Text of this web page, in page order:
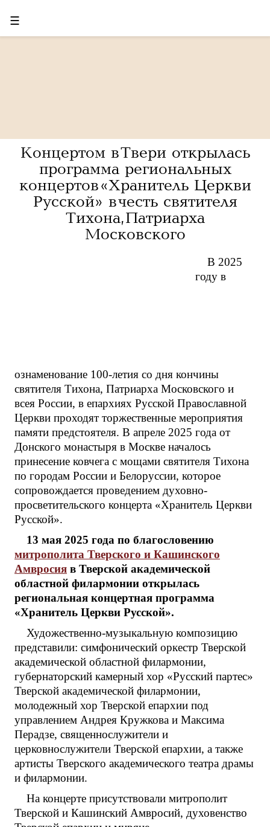
☰
Концертом в Твери открылась
программа региональных
концертов «Хранитель Церкви
Русской» в честь святителя
Тихона, Патриарха
Московского
В 2025
году в
ознаменование 100-летия со дня кончины
святителя Тихона, Патриарха Московского и
всея России, в епархиях Русской Православной
Церкви проходят торжественные мероприятия
памяти предстоятеля. В апреле 2025 года от
Донского монастыря в Москве началось
принесение ковчега с мощами святителя Тихона
по городам России и Белоруссии, которое
сопровождается проведением духовно-
просветительского концерта «Хранитель Церкви
Русской».
13 мая 2025 года по благословению
митрополита Тверского и Кашинского
Амвросия в Тверской академической
областной филармонии открылась
региональная концертная программа
«Хранитель Церкви Русской».
Художественно-музыкальную композицию
представили: симфонический оркестр Тверской
академической областной филармонии,
губернаторский камерный хор «Русский партес»
Тверской академической филармонии,
молодежный хор Тверской епархии под
управлением Андрея Кружкова и Максима
Перадзе, священнослужители и
церковнослужители Тверской епархии, а также
артисты Тверского академического театра драмы
и филармонии.
На концерте присутствовали митрополит
Тверской и Кашинский Амвросий, духовенство